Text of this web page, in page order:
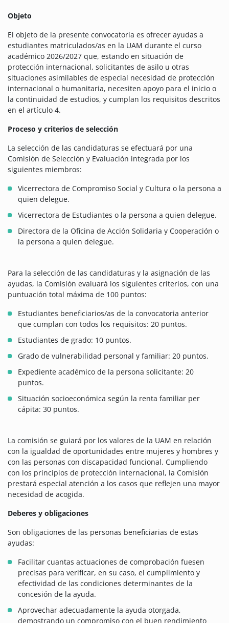
Objeto
El objeto de la presente convocatoria es ofrecer ayudas a
estudiantes matriculados/as en la UAM durante el curso
académico 2026/2027 que, estando en situación de
protección internacional, solicitantes de asilo u otras
situaciones asimilables de especial necesidad de protección
internacional o humanitaria, necesiten apoyo para el inicio o
la continuidad de estudios, y cumplan los requisitos descritos
en el artículo 4.
Proceso y criterios de selección
La selección de las candidaturas se efectuará por una
Comisión de Selección y Evaluación integrada por los
siguientes miembros:
Vicerrectora de Compromiso Social y Cultura o la persona a
quien delegue.
Vicerrectora de Estudiantes o la persona a quien delegue.
Directora de la Oficina de Acción Solidaria y Cooperación o
la persona a quien delegue.
Para la selección de las candidaturas y la asignación de las
ayudas, la Comisión evaluará los siguientes criterios, con una
puntuación total máxima de 100 puntos:
Estudiantes beneficiarios/as de la convocatoria anterior
que cumplan con todos los requisitos: 20 puntos.
Estudiantes de grado: 10 puntos.
Grado de vulnerabilidad personal y familiar: 20 puntos.
Expediente académico de la persona solicitante: 20
puntos.
Situación socioeconómica según la renta familiar per
cápita: 30 puntos.
La comisión se guiará por los valores de la UAM en relación
con la igualdad de oportunidades entre mujeres y hombres y
con las personas con discapacidad funcional. Cumpliendo
con los principios de protección internacional, la Comisión
prestará especial atención a los casos que reflejen una mayor
necesidad de acogida.
Deberes y obligaciones
Son obligaciones de las personas beneficiarias de estas
ayudas:
Facilitar cuantas actuaciones de comprobación fuesen
precisas para verificar, en su caso, el cumplimiento y
efectividad de las condiciones determinantes de la
concesión de la ayuda.
Aprovechar adecuadamente la ayuda otorgada,
demostrando un compromiso con el buen rendimiento